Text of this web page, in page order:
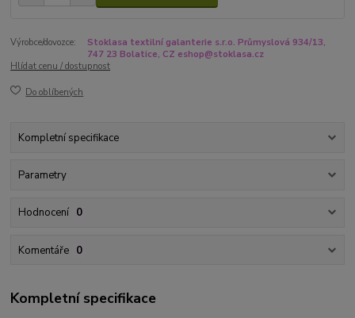
Výrobce/dovozce:
Stoklasa textilní galanterie s.r.o. Průmyslová 934/13,
747 23 Bolatice, CZ eshop@stoklasa.cz
Hlídat cenu / dostupnost
Do oblíbených
Kompletní specifikace
Parametry
Hodnocení 0
Komentáře 0
Kompletní specifikace